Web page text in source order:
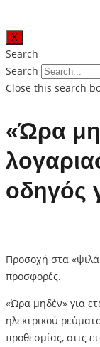
X
Search
Search
Close this search
«Ώρα
οδηγός
Προσοχή στα
προσφορές.
«Ώρα μηδέν» για
ηλεκτρικού
προθεσμίας, στις